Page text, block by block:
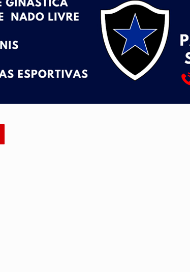
drogas
Nova Colina
segue no Espaço Alternativo com entrada gratuita
exoneração do cargo
Rondônia – Por Daniel Pereira